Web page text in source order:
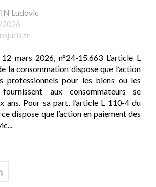
Ludovic
mars 2026, n°24-15.663 L’article L
la consommation dispose que l’action
professionnels pour les biens ou les
aux consommateurs se
ans. Pour sa part, l’article L 110-4 du
dispose que l’action en paiement des